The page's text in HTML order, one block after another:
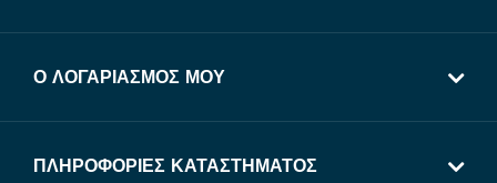
Ο ΛΟΓΑΡΙΑΣΜΌΣ ΜΟΥ
ΠΛΗΡΟΦΟΡΊΕΣ ΚΑΤΑΣΤΉΜΑΤΟΣ